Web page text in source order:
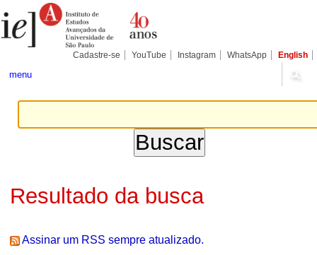
para
conteúdo.
Pessoais
Cadastre-se YouTube Instagram WhatsApp English
menu
Resultado da busca
Assinar um RSS sempre atualizado.